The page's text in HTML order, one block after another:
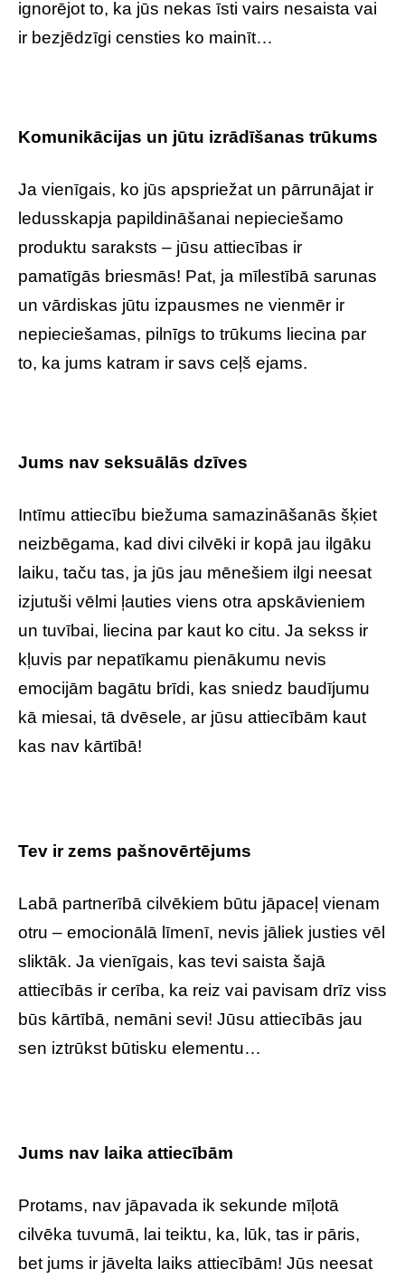
ignorējot to, ka jūs nekas īsti vairs nesaista vai
ir bezjēdzīgi censties ko mainīt…
Komunikācijas un jūtu izrādīšanas trūkums
Ja vienīgais, ko jūs apspriežat un pārrunājat ir
ledusskapja papildināšanai nepieciešamo
produktu saraksts – jūsu attiecības ir
pamatīgās briesmās! Pat, ja mīlestībā sarunas
un vārdiskas jūtu izpausmes ne vienmēr ir
nepieciešamas, pilnīgs to trūkums liecina par
to, ka jums katram ir savs ceļš ejams.
Jums nav seksuālās dzīves
Intīmu attiecību biežuma samazināšanās šķiet
neizbēgama, kad divi cilvēki ir kopā jau ilgāku
laiku, taču tas, ja jūs jau mēnešiem ilgi neesat
izjutuši vēlmi ļauties viens otra apskāvieniem
un tuvībai, liecina par kaut ko citu. Ja sekss ir
kļuvis par nepatīkamu pienākumu nevis
emocijām bagātu brīdi, kas sniedz baudījumu
kā miesai, tā dvēsele, ar jūsu attiecībām kaut
kas nav kārtībā!
Tev ir zems pašnovērtējums
Labā partnerībā cilvēkiem būtu jāpaceļ vienam
otru – emocionālā līmenī, nevis jāliek justies vēl
sliktāk. Ja vienīgais, kas tevi saista šajā
attiecībās ir cerība, ka reiz vai pavisam drīz viss
būs kārtībā, nemāni sevi! Jūsu attiecībās jau
sen iztrūkst būtisku elementu…
Jums nav laika attiecībām
Protams, nav jāpavada ik sekunde mīļotā
cilvēka tuvumā, lai teiktu, ka, lūk, tas ir pāris,
bet jums ir jāvelta laiks attiecībām! Jūs neesat